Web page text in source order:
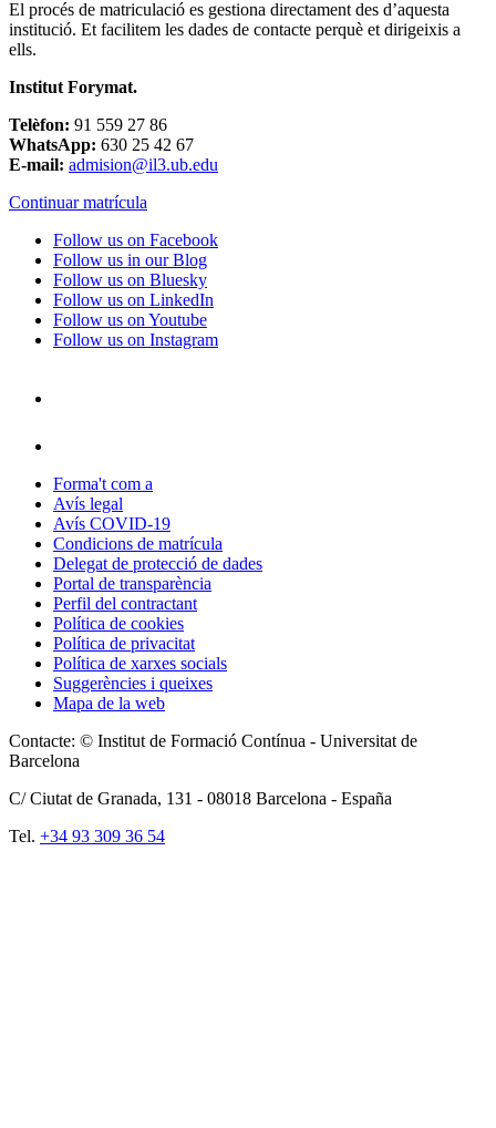
El procés de matriculació es gestiona directament des d’aquesta
institució. Et facilitem les dades de contacte perquè et dirigeixis a
ells.
Institut Forymat.
Telèfon: 91 559 27 86
WhatsApp: 630 25 42 67
E-mail: admision@il3.ub.edu
Continuar matrícula
Follow us on Facebook
Follow us in our Blog
Follow us on Bluesky
Follow us on LinkedIn
Follow us on Youtube
Follow us on Instagram
Forma't com a
Avís legal
Avís COVID-19
Condicions de matrícula
Delegat de protecció de dades
Portal de transparència
Perfil del contractant
Política de cookies
Política de privacitat
Política de xarxes socials
Suggerències i queixes
Mapa de la web
Contacte: © Institut de Formació Contínua - Universitat de
Barcelona
C/ Ciutat de Granada, 131 - 08018 Barcelona - España
Tel. +34 93 309 36 54